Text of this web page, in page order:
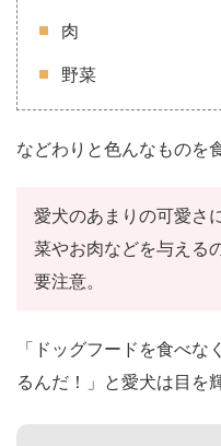
肉
野菜
などわりと色んなものを
愛犬のあまりの可愛さ
菜やお肉などを与える
要注意。
「ドッグフードを食べ
るんだ！」と愛犬は目を